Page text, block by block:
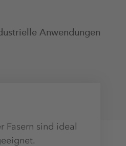
Anwendungen
Fasern sind ideal